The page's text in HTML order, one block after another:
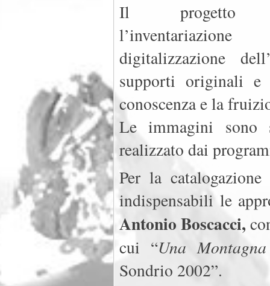
Il progetto
digitalizzazione
supporti originali
conoscenza e la
Le immagini sono
realizzato dai
Per la
indispensabili le
Antonio Boscacci,
cui “Una
Sondrio 2002”.